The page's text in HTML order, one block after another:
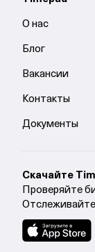
О нас
Блог
Вакансии
Контакты
Документы
Cкачайте
Проверяйте
Отслеживайте